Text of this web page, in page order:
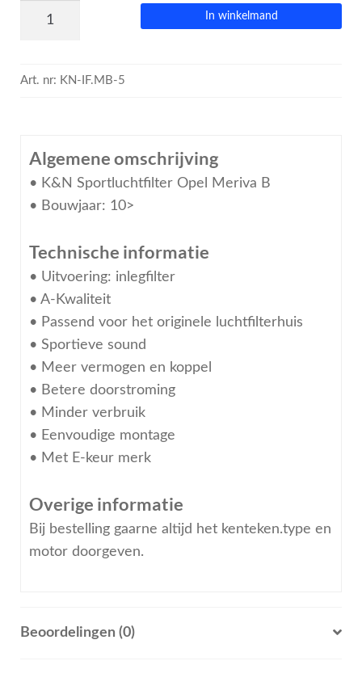
In winkelmand
Art. nr: KN-IF.MB-5
Algemene omschrijving
• K&N Sportluchtfilter Opel Meriva B
• Bouwjaar: 10>
Technische informatie
• Uitvoering: inlegfilter
• A-Kwaliteit
• Passend voor het originele luchtfilterhuis
• Sportieve sound
• Meer vermogen en koppel
• Betere doorstroming
• Minder verbruik
• Eenvoudige montage
• Met E-keur merk
Overige informatie
Bij bestelling gaarne altijd het kenteken.type en
motor doorgeven.
Beoordelingen (0)